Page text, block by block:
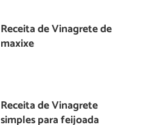
Receita de Vinagrete de
maxixe
Receita de Vinagrete
simples para feijoada